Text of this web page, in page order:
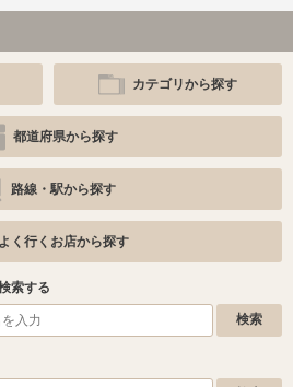
カテゴリから探す
都道府県から探す
路線・駅から探す
よく行くお店から探す
索する